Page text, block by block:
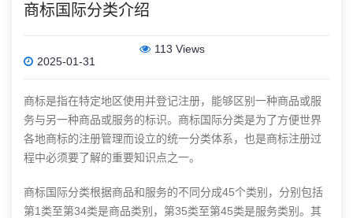
商标国际分类介绍
2025-01-31
113 Views
商标是指在特定地区使用并登记注册，能够区别一种商品或服
务与另一种商品或服务的标识。商标国际分类是为了方便世界
各地商标的注册管理而设立的统一分类体系，也是商标注册过
程中必须要了解的重要知识点之一。
商标国际分类根据商品和服务的不同分成45个类别，分别包括
第1类至第34类是商品类别，第35类至第45类是服务类别。其